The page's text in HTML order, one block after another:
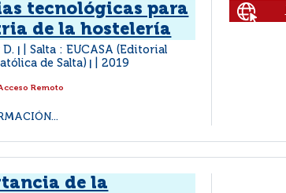
tecnológicas para
de la hostelería
D.
Salta : EUCASA (Editorial
de Salta)
2019
Remoto
de la